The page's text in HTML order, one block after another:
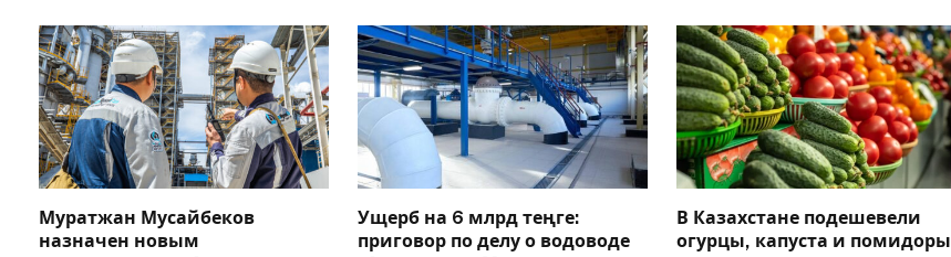
Муратжан Мусайбеков
назначен новым
Ущерб на 6 млрд теңге:
приговор по делу о водоводе
В Казахстане подешевели
огурцы, капуста и помидоры